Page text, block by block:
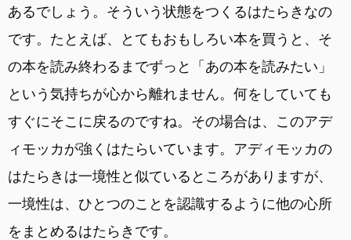
あるでしょう。そういう状態をつくるはたらきなの
です。たとえば、とてもおもしろい本を買うと、そ
の本を読み終わるまでずっと「あの本を読みたい」
という気持ちが心から離れません。何をしていても
すぐにそこに戻るのですね。その場合は、このアデ
ィモッカが強くはたらいています。アディモッカの
はたらきは一境性と似ているところがありますが、
一境性は、ひとつのことを認識するように他の心所
をまとめるはたらきです。